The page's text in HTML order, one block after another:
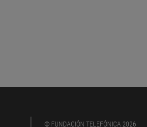
© FUNDACIÓN TELEFÓNICA 2026